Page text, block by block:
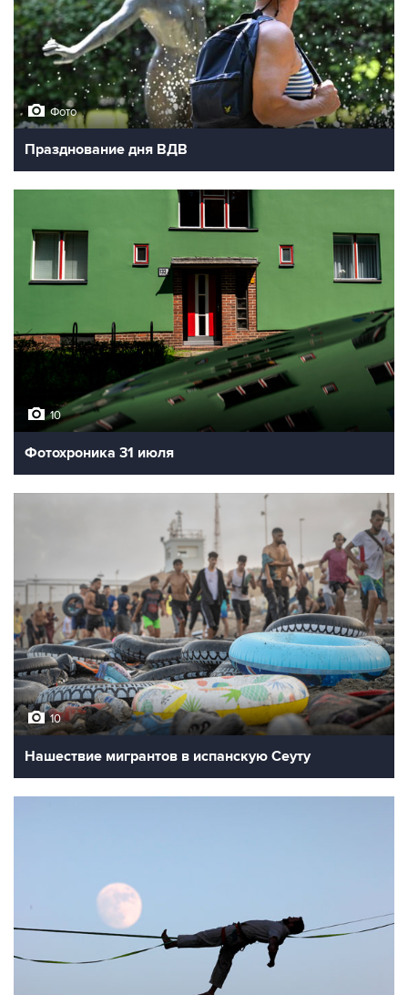
Фото
Празднование дня ВДВ
10
Фотохроника 31 июля
10
Нашествие мигрантов в испанскую Сеуту